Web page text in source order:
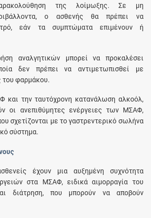
της λοίμωξης. Σε μη
ο ασθενής θα πρέπει να
εάν τα συμπτώματα επιμένουν ή
αναλγητικών μπορεί να προκαλέσει
δεν πρέπει να αντιμετωπισθεί με
του φαρμάκου.
και την ταυτόχρονη κατανάλωση αλκοόλ,
οι ανεπιθύμητες ενέργειες των ΜΣΑΦ,
σχετίζονται με το γαστρεντερικό σωλήνα
σύστημα.
έχουν μια αυξημένη συχνότητα
στα ΜΣΑΦ, ειδικά αιμορραγία του
διάτρηση, που μπορούν να αποβούν